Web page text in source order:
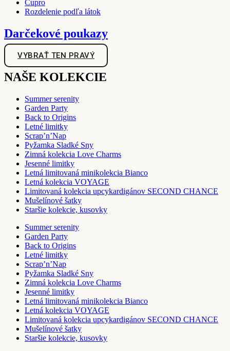
Cupro
Rozdelenie podľa látok
Darčekové poukazy
VYBRAŤ TEN PRAVÝ
NAŠE KOLEKCIE
Summer serenity
Garden Party
Back to Origins
Letné limitky
Scrap’n’Nap
Pyžamka Sladké Sny
Zimná kolekcia Love Charms
Jesenné limitky
Letná limitovaná minikolekcia Bianco
Letná kolekcia VOYAGE
Limitovaná kolekcia upcykardigánov SECOND CHANCE
Mušelínové šatky
Staršie kolekcie, kusovky
Summer serenity
Garden Party
Back to Origins
Letné limitky
Scrap’n’Nap
Pyžamka Sladké Sny
Zimná kolekcia Love Charms
Jesenné limitky
Letná limitovaná minikolekcia Bianco
Letná kolekcia VOYAGE
Limitovaná kolekcia upcykardigánov SECOND CHANCE
Mušelínové šatky
Staršie kolekcie, kusovky